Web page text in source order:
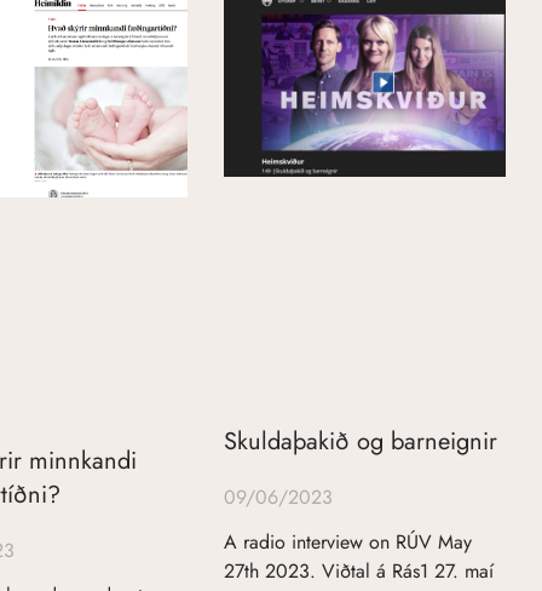
minnkandi
Skuldaþakið og barneignir
09/06/2023
A radio interview on RÚV May
27th 2023. Viðtal á Rás1 27. maí